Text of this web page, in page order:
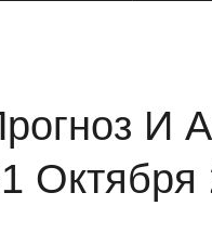
И
Октября